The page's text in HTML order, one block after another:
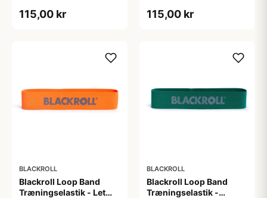
cm). God til
115,00 kr
God til
115,00 kr
BLACKROLL
Blackroll Loop Band
Træningselastik - Let
BLACKROLL
Blackroll Loop Band
Træningselastik -